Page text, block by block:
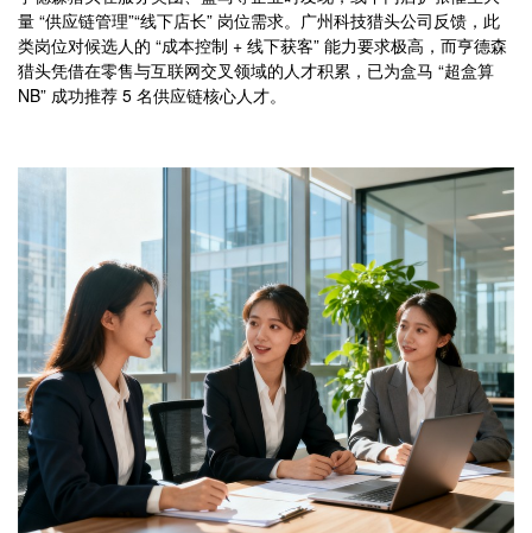
量 “供应链管理”“线下店长” 岗位需求。广州科技猎头公司反馈，此
类岗位对候选人的 “成本控制 + 线下获客” 能力要求极高，而亨德森
猎头凭借在零售与互联网交叉领域的人才积累，已为盒马 “超盒算
NB” 成功推荐 5 名供应链核心人才。